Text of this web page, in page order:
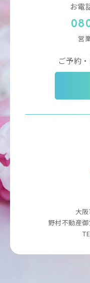
お電
営
ご予約
大
野村不動産